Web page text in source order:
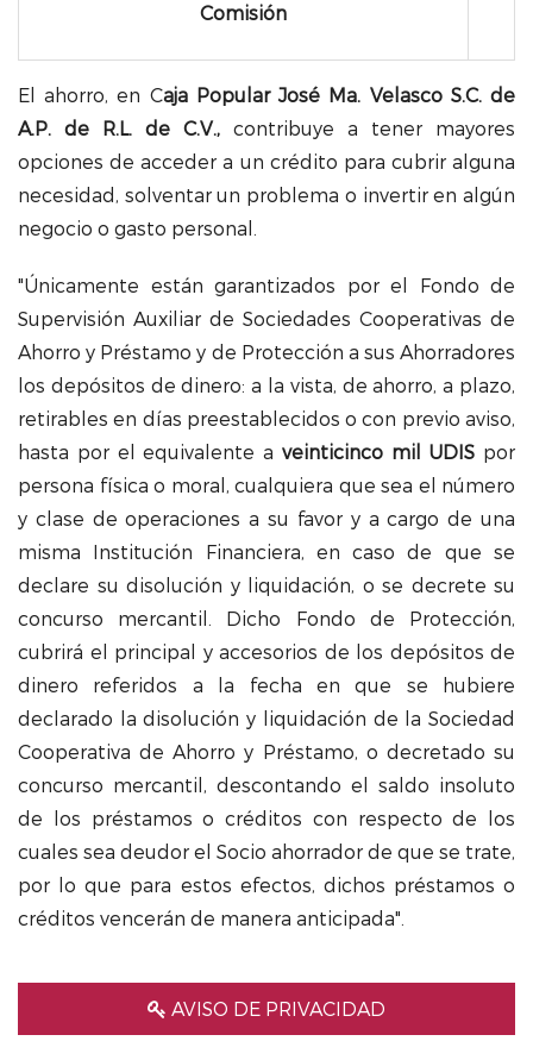
Comisión
El ahorro, en Caja Popular José Ma. Velasco S.C. de
A.P. de R.L. de C.V., contribuye a tener mayores
opciones de acceder a un crédito para cubrir alguna
necesidad, solventar un problema o invertir en algún
negocio o gasto personal.
"Únicamente están garantizados por el Fondo de
Supervisión Auxiliar de Sociedades Cooperativas de
Ahorro y Préstamo y de Protección a sus Ahorradores
los depósitos de dinero: a la vista, de ahorro, a plazo,
retirables en días preestablecidos o con previo aviso,
hasta por el equivalente a veinticinco mil UDIS por
persona física o moral, cualquiera que sea el número
y clase de operaciones a su favor y a cargo de una
misma Institución Financiera, en caso de que se
declare su disolución y liquidación, o se decrete su
concurso mercantil. Dicho Fondo de Protección,
cubrirá el principal y accesorios de los depósitos de
dinero referidos a la fecha en que se hubiere
declarado la disolución y liquidación de la Sociedad
Cooperativa de Ahorro y Préstamo, o decretado su
concurso mercantil, descontando el saldo insoluto
de los préstamos o créditos con respecto de los
cuales sea deudor el Socio ahorrador de que se trate,
por lo que para estos efectos, dichos préstamos o
créditos vencerán de manera anticipada".
AVISO DE PRIVACIDAD